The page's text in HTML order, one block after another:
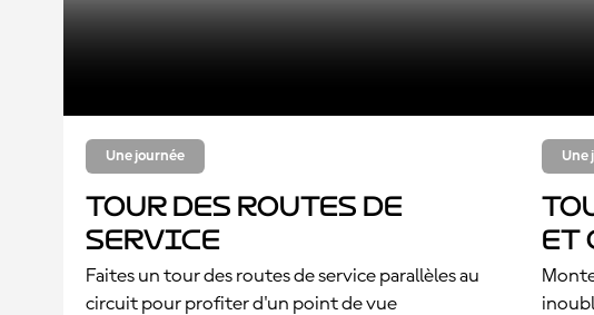
Une journée
Tour des routes de
service
Faites un tour des routes de service parallèles au
circuit pour profiter d'un point de vue
Une
et